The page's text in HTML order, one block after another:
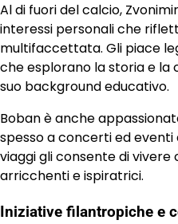
Al di fuori del calcio,
interessi personali che
multifaccettata. Gli piace
che esplorano la storia e
suo background educativo.
Boban è anche
spesso a concerti ed eventi
viaggi gli consente di
arricchenti e ispiratrici.
Iniziative filantropiche e